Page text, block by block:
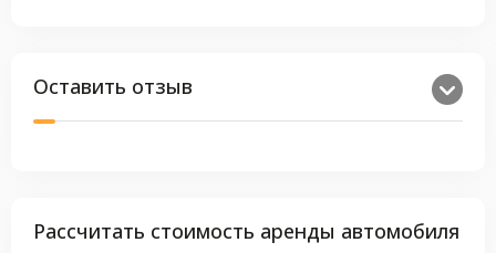
Оставить отзыв
Рассчитать стоимость аренды автомобиля